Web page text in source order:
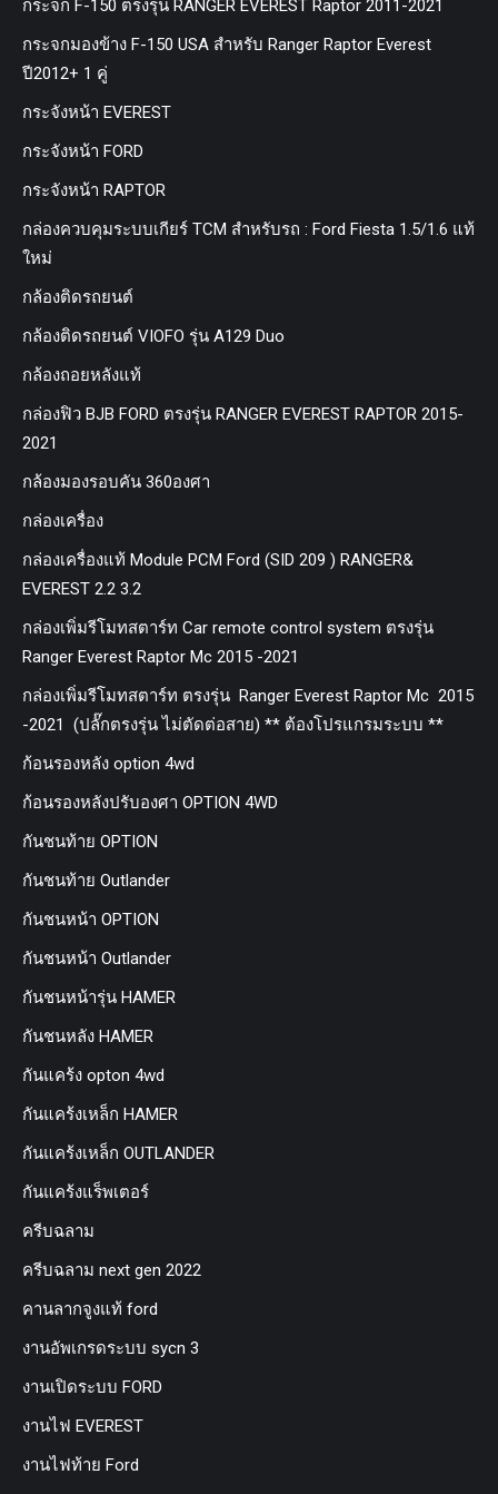
กระจก F-150 ตรงรุ่น RANGER EVEREST Raptor 2011-2021
กระจกมองข้าง F-150 USA สำหรับ Ranger Raptor Everest
ปี2012+ 1 คู่
กระจังหน้า EVEREST
กระจังหน้า FORD
กระจังหน้า RAPTOR
กล่องควบคุมระบบเกียร์ TCM สำหรับรถ : Ford Fiesta 1.5/1.6 แท้
ใหม่
กล้องติดรถยนต์
กล้องติดรถยนต์ VIOFO รุ่น A129 Duo
กล้องถอยหลังแท้
กล่องฟิว BJB FORD ตรงรุ่น RANGER EVEREST RAPTOR 2015-
2021
กล้องมองรอบคัน 360องศา
กล่องเครื่อง
กล่องเครื่องแท้ Module PCM Ford (SID 209 ) RANGER&
EVEREST 2.2 3.2
กล่องเพิ่มรีโมทสตาร์ท Car remote control system ตรงรุ่น
Ranger Everest Raptor Mc 2015 -2021
กล่องเพิ่มรีโมทสตาร์ท ตรงรุ่น Ranger Everest Raptor Mc 2015
-2021 (ปลั๊กตรงรุ่น ไม่ตัดต่อสาย) ** ต้องโปรแกรมระบบ **
ก้อนรองหลัง option 4wd
ก้อนรองหลังปรับองศา OPTION 4WD
กันชนท้าย OPTION
กันชนท้าย Outlander
กันชนหน้า OPTION
กันชนหน้า Outlander
กันชนหน้ารุ่น HAMER
กันชนหลัง HAMER
กันแคร้ง opton 4wd
กันแคร้งเหล็ก HAMER
กันแคร้งเหล็ก OUTLANDER
กันแคร้งแร็พเตอร์
ครีบฉลาม
ครีบฉลาม next gen 2022
คานลากจูงแท้ ford
งานอัพเกรดระบบ sycn 3
งานเปิดระบบ FORD
งานไฟ EVEREST
งานไฟท้าย Ford